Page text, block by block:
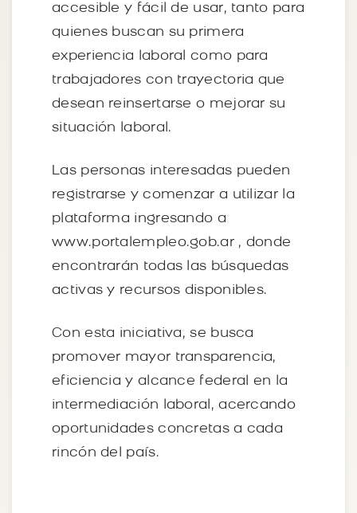
accesible y fácil de usar, tanto para
quienes buscan su primera
experiencia laboral como para
trabajadores con trayectoria que
desean reinsertarse o mejorar su
situación laboral.
Las personas interesadas pueden
registrarse y comenzar a utilizar la
plataforma ingresando a
www.portalempleo.gob.ar , donde
encontrarán todas las búsquedas
activas y recursos disponibles.
Con esta iniciativa, se busca
promover mayor transparencia,
eficiencia y alcance federal en la
intermediación laboral, acercando
oportunidades concretas a cada
rincón del país.